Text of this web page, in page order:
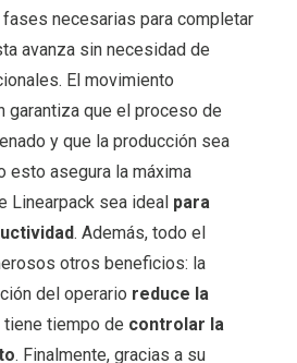
necesarias para completar
avanza sin necesidad de
El movimiento
garantiza que el proceso de
y que la producción sea
esto asegura la máxima
Linearpack sea ideal para
. Además, todo el
otros beneficios: la
del operario reduce la
tiene tiempo de controlar la
. Finalmente, gracias a su